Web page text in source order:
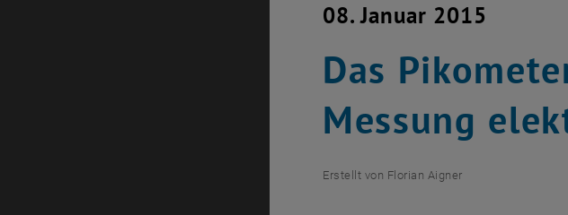
08. Januar 2015
Das
Messung
Erstellt von Florian Aigner